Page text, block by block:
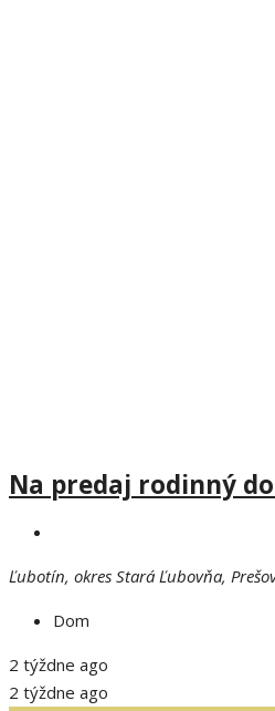
Na predaj rodinný
Ľubotín, okres Stará Ľubovňa,
Dom
2 týždne ago
2 týždne ago